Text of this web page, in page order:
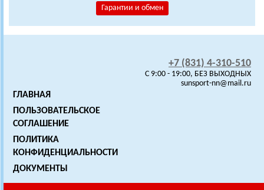
Гарантии и обмен
+7 (831) 4-310-510
C 9:00 - 19:00, БЕЗ ВЫХОДНЫХ
sunsport-nn@mail.ru
ГЛАВНАЯ
ПОЛЬЗОВАТЕЛЬСКОЕ
СОГЛАШЕНИЕ
ПОЛИТИКА
КОНФИДЕНЦИАЛЬНОСТИ
ДОКУМЕНТЫ